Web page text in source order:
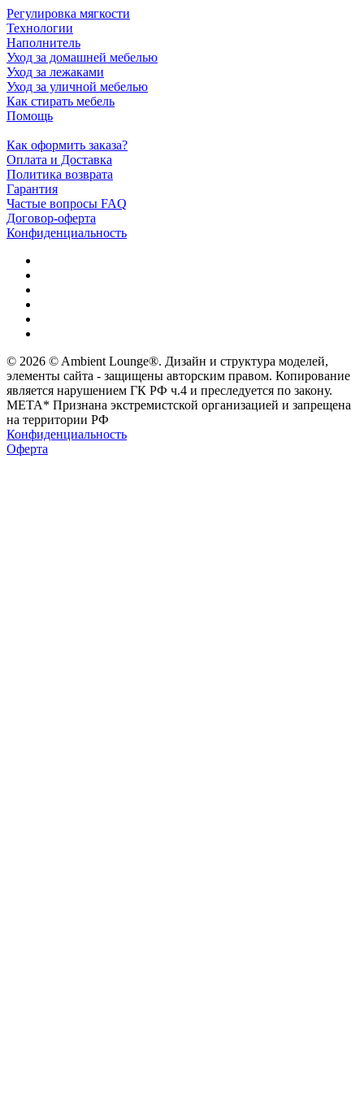
Регулировка мягкости
Технологии
Наполнитель
Уход за домашней мебелью
Уход за лежаками
Уход за уличной мебелью
Как стирать мебель
Помощь
Как оформить заказа?
Оплата и Доставка
Политика возврата
Гарантия
Частые вопросы FAQ
Договор-оферта
Конфиденциальность
© 2026 © Ambient Lounge®. Дизайн и структура моделей,
элементы сайта - защищены авторским правом. Копирование
является нарушением ГК РФ ч.4 и преследуется по закону.
МЕТА* Признана экстремистской организацией и запрещена
на территории РФ
Конфиденциальность
Оферта